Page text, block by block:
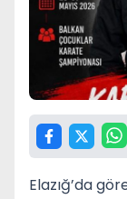
Elazığ’da